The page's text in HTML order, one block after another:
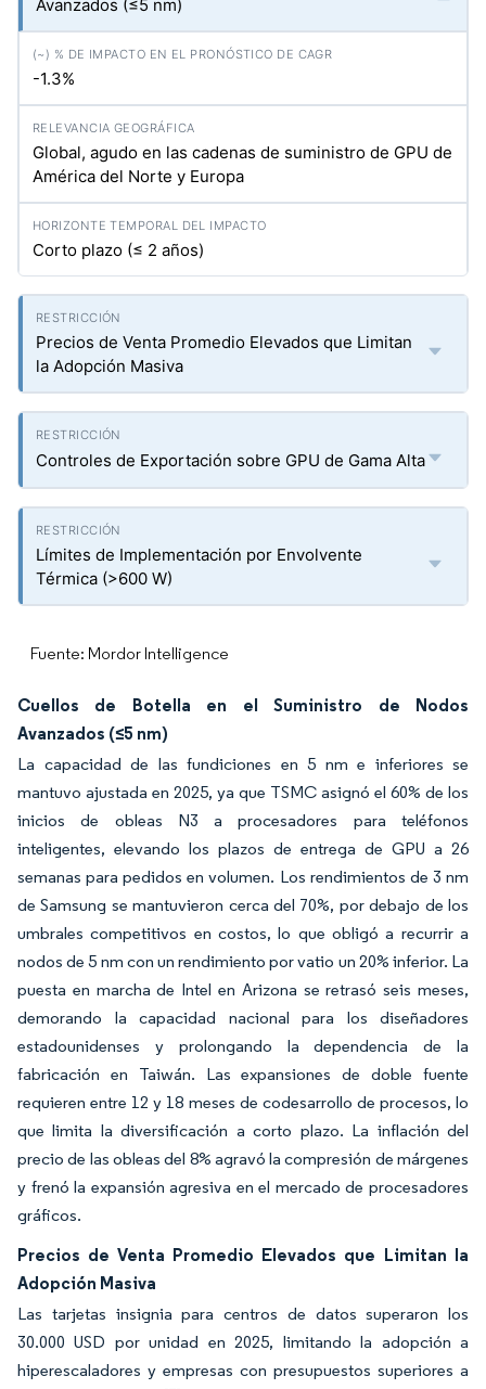
Avanzados (≤5 nm)
-1.3%
Global, agudo en las cadenas de suministro de GPU de
América del Norte y Europa
Corto plazo (≤ 2 años)
Precios de Venta Promedio Elevados que Limitan
la Adopción Masiva
Controles de Exportación sobre GPU de Gama Alta
Límites de Implementación por Envolvente
Térmica (>600 W)
Fuente: Mordor Intelligence
Cuellos de Botella en el Suministro de Nodos
Avanzados (≤5 nm)
La capacidad de las fundiciones en 5 nm e inferiores se
mantuvo ajustada en 2025, ya que TSMC asignó el 60% de los
inicios de obleas N3 a procesadores para teléfonos
inteligentes, elevando los plazos de entrega de GPU a 26
semanas para pedidos en volumen. Los rendimientos de 3 nm
de Samsung se mantuvieron cerca del 70%, por debajo de los
umbrales competitivos en costos, lo que obligó a recurrir a
nodos de 5 nm con un rendimiento por vatio un 20% inferior. La
puesta en marcha de Intel en Arizona se retrasó seis meses,
demorando la capacidad nacional para los diseñadores
estadounidenses y prolongando la dependencia de la
fabricación en Taiwán. Las expansiones de doble fuente
requieren entre 12 y 18 meses de codesarrollo de procesos, lo
que limita la diversificación a corto plazo. La inflación del
precio de las obleas del 8% agravó la compresión de márgenes
y frenó la expansión agresiva en el mercado de procesadores
gráficos.
Precios de Venta Promedio Elevados que Limitan la
Adopción Masiva
Las tarjetas insignia para centros de datos superaron los
30.000 USD por unidad en 2025, limitando la adopción a
hiperescaladores y empresas con presupuestos superiores a